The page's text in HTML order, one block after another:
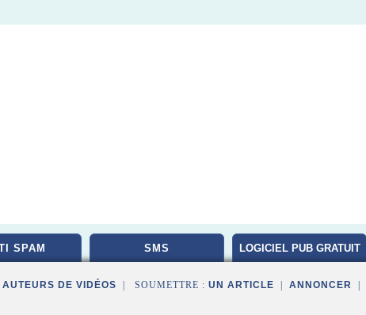
SPAM SMS LOGICIEL PUB GRATUIT
AUTEURS DE VIDÉOS | SOUMETTRE : UN ARTICLE ANNONCER